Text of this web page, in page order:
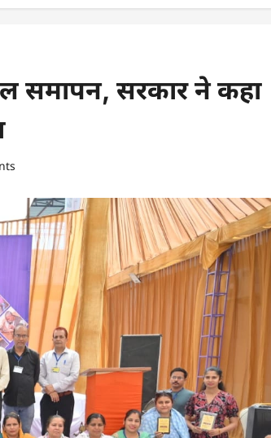
समापन, सरकार ने कहा